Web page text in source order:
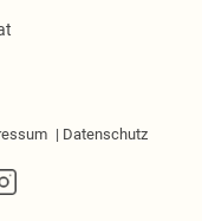
Datenschutz